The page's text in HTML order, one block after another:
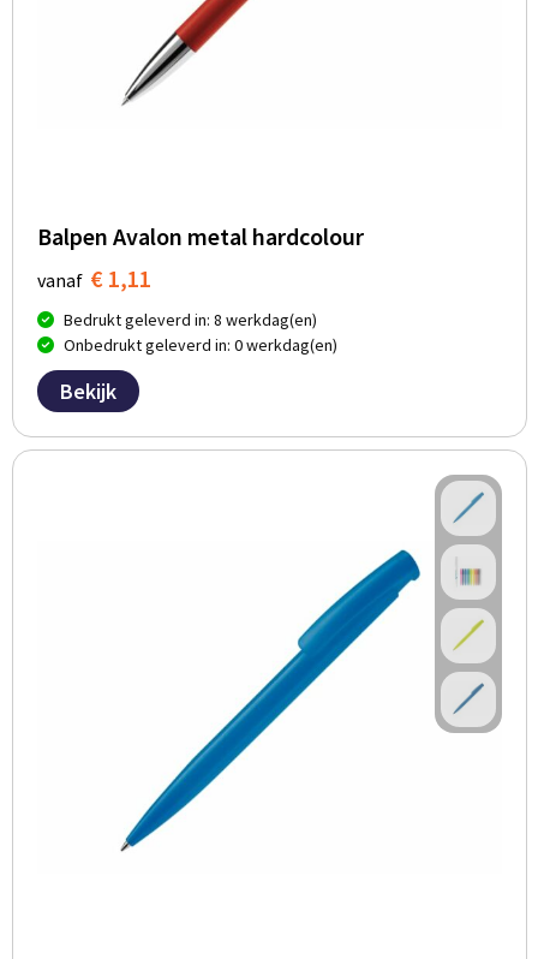
Balpen Avalon metal hardcolour
vanaf € 1,11
Bedrukt geleverd in: 8 werkdag(en)
Onbedrukt geleverd in: 0 werkdag(en)
Bekijk